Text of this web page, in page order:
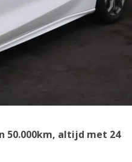
50.000km, altijd met 24